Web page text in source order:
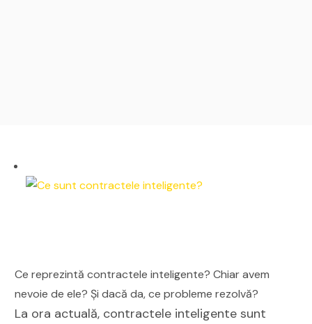
Ce reprezintă contractele inteligente? Chiar avem
nevoie de ele? Și dacă da, ce probleme rezolvă?
La ora actuală, contractele inteligente sunt